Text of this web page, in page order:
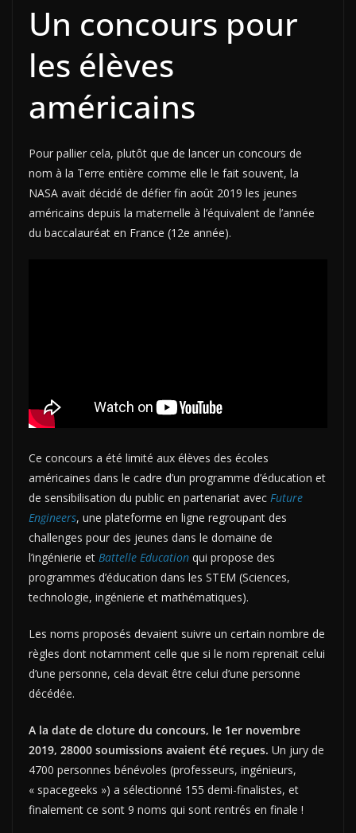
Un concours pour
les élèves
américains
Pour pallier cela, plutôt que de lancer un concours de
nom à la Terre entière comme elle le fait souvent, la
NASA avait décidé de défier fin août 2019 les jeunes
américains depuis la maternelle à l’équivalent de l’année
du baccalauréat en France (12e année).
Ce concours a été limité aux élèves des écoles
américaines dans le cadre d’un programme d’éducation et
de sensibilisation du public en partenariat avec Future
Engineers, une plateforme en ligne regroupant des
challenges pour des jeunes dans le domaine de
l’ingénierie et Battelle Education qui propose des
programmes d’éducation dans les STEM (Sciences,
technologie, ingénierie et mathématiques).
Les noms proposés devaient suivre un certain nombre de
règles dont notamment celle que si le nom reprenait celui
d’une personne, cela devait être celui d’une personne
décédée.
A la date de cloture du concours, le 1er novembre
2019, 28000 soumissions avaient été reçues. Un jury de
4700 personnes bénévoles (professeurs, ingénieurs,
« spacegeeks ») a sélectionné 155 demi-finalistes, et
finalement ce sont 9 noms qui sont rentrés en finale !